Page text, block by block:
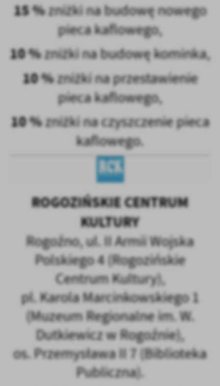
15 %zniżki na budowę nowego
pieca kaflowego,
10 %zniżki na budowę kominka,
10 %zniżki na przestawienie
pieca kaflowego,
10 %zniżki na czyszczenie pieca
kaflowego.
ROGOZIŃSKIE CENTRUM
KULTURY
Rogoźno, ul. II Armii Wojska
Polskiego 4 (Rogozińskie
Centrum Kultury),
pl. Karola Marcinkowskiego 1
(Muzeum Regionalne im. W.
Dutkiewicz w Rogoźnie),
os. Przemysława II 7 (Biblioteka
Publiczna).